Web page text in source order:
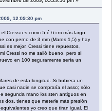
12:09:30 pm
Cressi es como 5 ó 6 cm más largo
con perno de 3 mm (Mares 1,5) y hay
es mejor. Cressi tiene repuestos,
Cressi no me salió bueno, pero si
en 100 seguramente sería un
de esta longitud. Si hubiera un
casi nadie se compraría el asso; sólo
segunda mano los sten antiguos en
dos, tienes que meterle más presión
yo creo que tiran igual. El